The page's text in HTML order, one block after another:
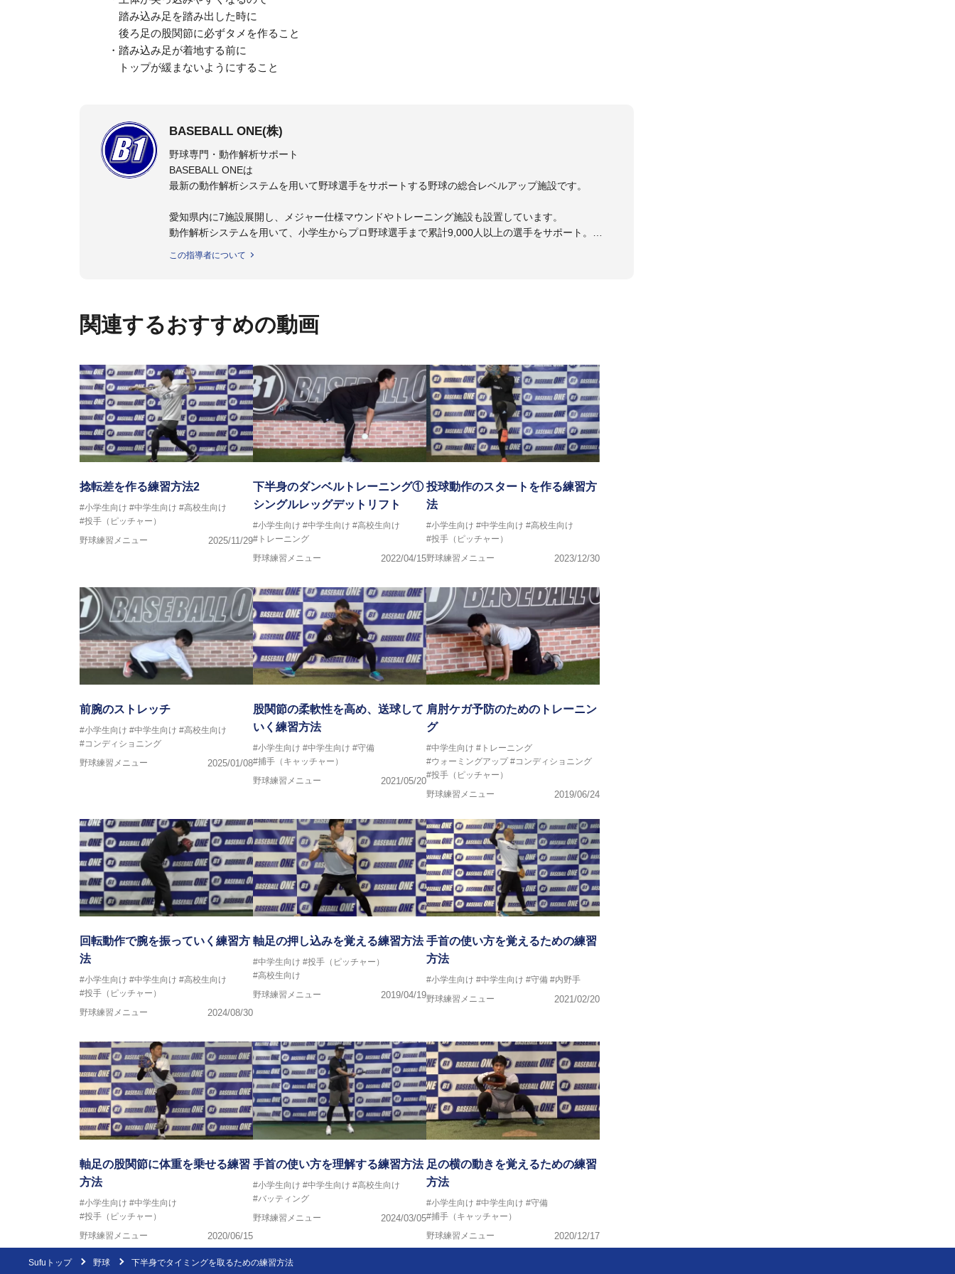
踏み込み足を踏み出した時に
後ろ足の股関節に必ずタメを作ること
・踏み込み足が着地する前に
トップが緩まないようにすること
BASEBALL ONE(株)
野球専門・動作解析サポート
BASEBALL ONEは
最新の動作解析システムを用いて野球選手をサポートする野球の総合レベルアップ施設です。
愛知県内に7施設展開し、メジャー仕様マウンドやトレーニング施設も設置しています。
動作解析システムを用いて、小学生からプロ野球選手まで累計9,000人以上の選手をサポート。
この指導者について
関連するおすすめの動画
捻転差を作る練習方法2
#小学生向け #中学生向け #高校生向け
#投手（ピッチャー）
野球練習メニュー
2025/11/29
下半身のダンベルトレーニング①
シングルレッグデットリフト
#小学生向け #中学生向け #高校生向け
#トレーニング
野球練習メニュー
2022/04/15
投球動作のスタートを作る練習方
法
#小学生向け #中学生向け #高校生向け
#投手（ピッチャー）
野球練習メニュー
2023/12/30
前腕のストレッチ
#小学生向け #中学生向け #高校生向け
#コンディショニング
野球練習メニュー
2025/01/08
股関節の柔軟性を高め、送球して
いく練習方法
#小学生向け #中学生向け #守備
#捕手（キャッチャー）
野球練習メニュー
2021/05/20
肩肘ケガ予防のためのトレーニン
グ
#中学生向け #トレーニング
#ウォーミングアップ #コンディショニング
#投手（ピッチャー）
野球練習メニュー
2019/06/24
回転動作で腕を振っていく練習方
法
#小学生向け #中学生向け #高校生向け
#投手（ピッチャー）
野球練習メニュー
2024/08/30
軸足の押し込みを覚える練習方法
#中学生向け #投手（ピッチャー）
#高校生向け
野球練習メニュー
2019/04/19
手首の使い方を覚えるための練習
方法
#小学生向け #中学生向け #守備 #内野手
野球練習メニュー
2021/02/20
軸足の股関節に体重を乗せる練習
方法
#小学生向け #中学生向け
#投手（ピッチャー）
野球練習メニュー
2020/06/15
手首の使い方を理解する練習方法
#小学生向け #中学生向け #高校生向け
#バッティング
野球練習メニュー
2024/03/05
足の横の動きを覚えるための練習
方法
#小学生向け #中学生向け #守備
#捕手（キャッチャー）
野球練習メニュー
2020/12/17
Sufuトップ 野球 下半身でタイミングを取るための練習方法